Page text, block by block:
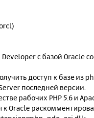
с базой Oracle
доступ к базе из
последней версии.
рабочих PHP 5.6 и
Oracle